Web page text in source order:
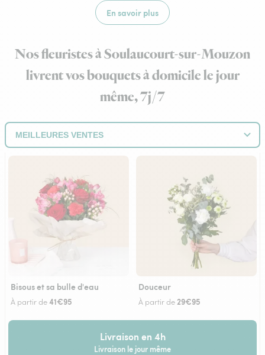
En savoir plus
Nos fleuristes à Soulaucourt-sur-Mouzon
livrent vos bouquets à domicile le jour
même, 7j/7
Bisous et sa bulle d'eau
À partir de41€95
Douceur
À partir de29€95
Livraison en 4h
Livraison le jour même